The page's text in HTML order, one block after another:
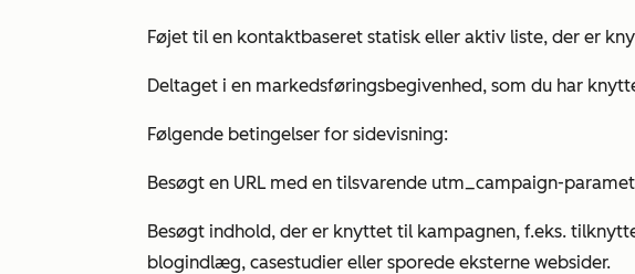
Føjet til en kontaktbaseret statisk eller aktiv liste, der er
Deltaget i en markedsføringsbegivenhed, som du har
Følgende betingelser for sidevisning:
Besøgt en URL med en tilsvarende utm_campaign-
Besøgt indhold, der er knyttet til kampagnen, f.eks.
blogindlæg, casestudier eller sporede eksterne websider.